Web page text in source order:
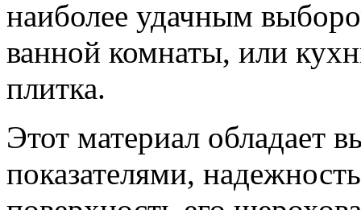
наиболее удачным
ванной комнаты, или
плитка.
Этот материал обладает
показателями,